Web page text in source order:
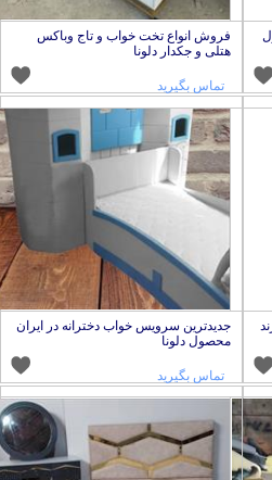
فروش انواع تخت خواب و تاج وباکس
هتلی و جکدار دلونا
تماس بگیرید
جدیدترین سرویس خواب دخترانه در ایران
محصول دلونا
تماس بگیرید